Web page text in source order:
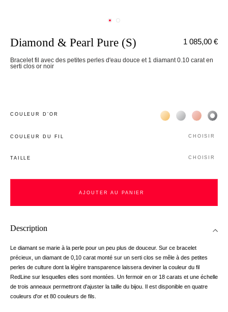
Diamond & Pearl Pure (S)
Bracelet fil avec des petites perles d'eau douce et 1 diamant 0.10 carat en
serti clos or noir
1 085,00 €
COULEUR D’OR Жёлтое золото 18К
Белое золото
Розовое
COULEUR DU FIL CHOISIR
TAILLE CHOISIR
AJOUTER AU PANIER
Description
Le diamant se marie à la perle pour un peu plus de douceur. Sur ce bracelet
précieux, un diamant de 0,10 carat monté sur un serti clos se mêle à des petites
perles de culture dont la légère transparence laissera deviner la couleur du fil
RedLine sur lesquelles elles sont montées. Un fermoir en or 18 carats et une échelle
de trois anneaux permettront d'ajuster la taille du bijou. Il est disponible en quatre
couleurs d'or et 80 couleurs de fils.